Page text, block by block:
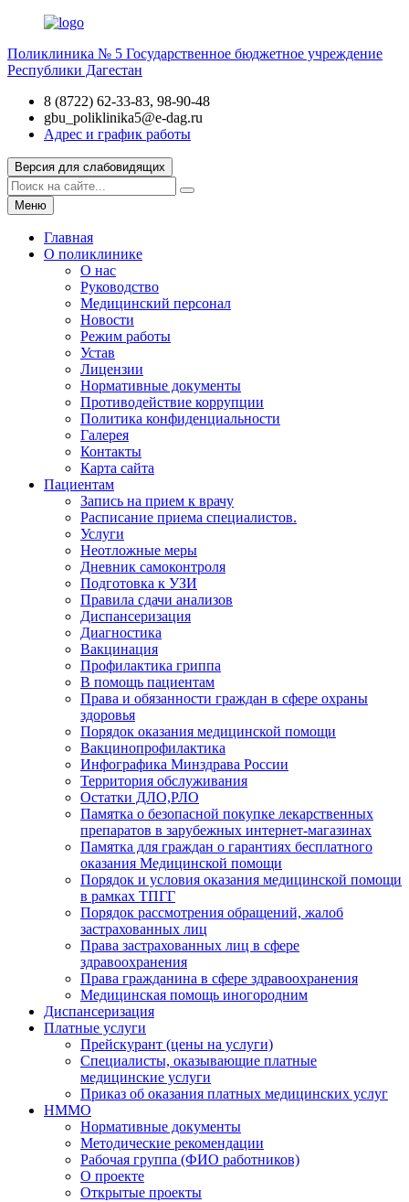
Поликлиника № 5 Государственное бюджетное учреждение
Республики Дагестан
8 (8722) 62-33-83, 98-90-48
gbu_poliklinika5@e-dag.ru
Адрес и график работы
Версия для слабовидящих
Меню
Главная
О поликлинике
О нас
Руководство
Медицинский персонал
Новости
Режим работы
Устав
Лицензии
Нормативные документы
Противодействие коррупции
Политика конфиденциальности
Галерея
Контакты
Карта сайта
Пациентам
Запись на прием к врачу
Расписание приема специалистов.
Услуги
Неотложные меры
Дневник самоконтроля
Подготовка к УЗИ
Правила сдачи анализов
Диспансеризация
Диагностика
Вакцинация
Профилактика гриппа
В помощь пациентам
Права и обязанности граждан в сфере охраны
здоровья
Порядок оказания медицинской помощи
Вакцинопрофилактика
Инфографика Минздрава России
Территория обслуживания
Остатки ДЛО,РЛО
Памятка о безопасной покупке лекарственных
препаратов в зарубежных интернет-магазинах
Памятка для граждан о гарантиях бесплатного
оказания Медицинской помощи
Порядок и условия оказания медицинской помощи
в рамках ТПГГ
Порядок рассмотрения обращений, жалоб
застрахованных лиц
Права застрахованных лиц в сфере
здравоохранения
Права гражданина в сфере здравоохранения
Медицинская помощь иногородним
Диспансеризация
Платные услуги
Прейскурант (цены на услуги)
Специалисты, оказывающие платные
медицинские услуги
Приказ об оказания платных медицинских услуг
НММО
Нормативные документы
Методические рекомендации
Рабочая группа (ФИО работников)
О проекте
Открытые проекты